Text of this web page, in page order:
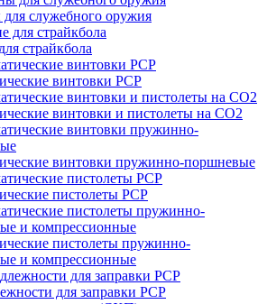
служебного оружия
страйкбола
винтовки PCP
винтовки и пистолеты на CO2
винтовки пружинно-поршневые
пистолеты PCP
пистолеты пружинно-
и компрессионные
для заправки PCP